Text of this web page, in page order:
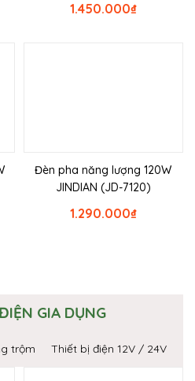
₫
1.450.000
Đèn pha năng lượng 120W
JINDIAN (JD-7120)
₫
1.290.000
GIA DỤNG
trộm Thiết bị điện 12V / 24V